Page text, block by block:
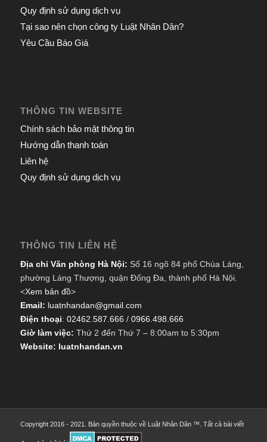
Quy định sử dụng dịch vụ
Tại sao nên chọn công ty Luật Nhân Dân?
Yêu Cầu Báo Giá
THÔNG TIN WEBSITE
Chính sách bảo mật thông tin
Hướng dẫn thanh toán
Liên hệ
Quy định sử dụng dịch vụ
THÔNG TIN LIÊN HỆ
Địa chỉ Văn phòng Hà Nội: Số 16 ngõ 84 phố Chùa Láng,
phường Láng Thượng, quận Đống Đa, thành phố Hà Nội.
<Xem bản đồ>
Email: luatnhandan@gmail.com
Điện thoại: 02462.587.666 / 0966.498.666
Giờ làm việc: Thứ 2 đến Thứ 7 – 8:00am to 5:30pm
Website: luatnhandan.vn
Copyright 2016 - 2021. Bản quyền thuộc về Luật Nhân Dân ™. Tất cả bài viết